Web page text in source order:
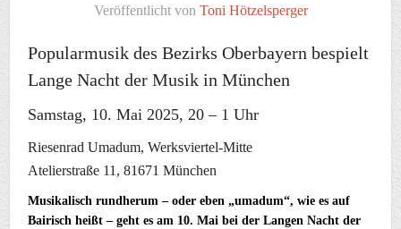
Veröffentlicht von Toni Hötzelsperger
Popularmusik des Bezirks Oberbayern bespielt
Lange Nacht der Musik in München
Samstag, 10. Mai 2025, 20 – 1 Uhr
Riesenrad Umadum, Werksviertel-Mitte
Atelierstraße 11, 81671 München
Musikalisch rundherum – oder eben „umadum“, wie es auf
Bairisch heißt – geht es am 10. Mai bei der Langen Nacht der